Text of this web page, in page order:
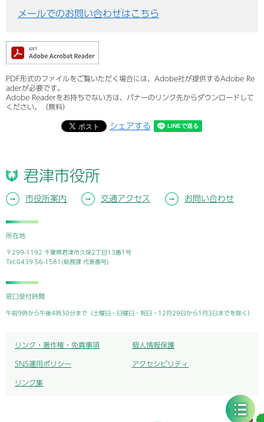
メールでのお問い合わせはこちら
PDF形式のファイルをご覧いただく場合には、Adobe社が提供するAdobe Re
aderが必要です。
Adobe Readerをお持ちでない方は、バナーのリンク先からダウンロードして
ください。（無料）
シェアする
君津市役所
市役所案内 交通アクセス お問い合わせ
所在地
〒299-1192 千葉県君津市久保2丁目13番1号
Tel:0439-56-1581(総務課 代表番号)
窓口受付時間
午前9時から午後4時30分まで（土曜日・日曜日・祝日・12月29日から1月3日までを除く）
リンク・著作権・免責事項 個人情報保護
SNS運用ポリシー アクセシビリティ
リンク集